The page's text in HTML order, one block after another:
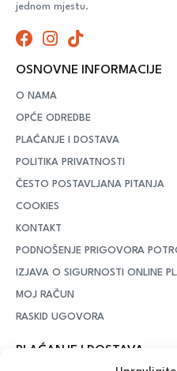
jednom mjestu.
OSNOVNE INFORMACIJE
O NAMA
OPĆE ODREDBE
PLAĆANJE I DOSTAVA
POLITIKA PRIVATNOSTI
ČESTO POSTAVLJANA PITANJA
COOKIES
KONTAKT
PODNOŠENJE PRIGOVORA
IZJAVA O SIGURNOSTI ONLINE
MOJ RAČUN
RASKID UGOVORA
PLAĆANJE I DOSTAVA